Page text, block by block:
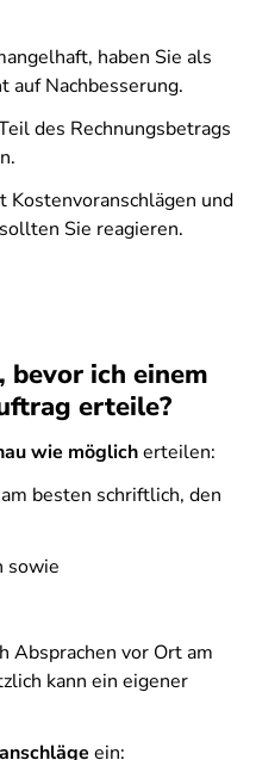
haben Sie als
auf Nachbesserung.
des Rechnungsbetrags
Kostenvoranschlägen und
Sie reagieren.
bevor ich einem
erteile?
wie möglicherteilen:
besten schriftlich, den
sowie
Absprachen vor Ort am
kann ein eigener
ein: